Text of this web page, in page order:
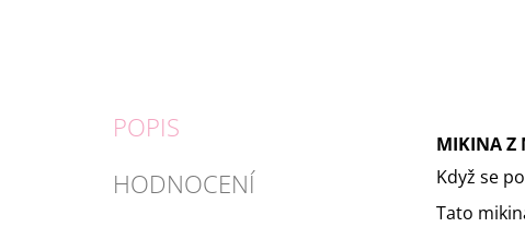
POPIS
HODNOCENÍ
MIKINA Z
Když se
Tato